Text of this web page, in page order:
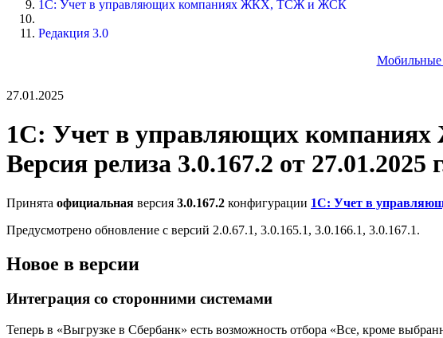
1С: Учет в управляющих компаниях ЖКХ, ТСЖ и ЖСК
Редакция 3.0
Мобильные
27.01.2025
1С: Учет в управляющих
Версия релиза 3.0.167.2 от 27.01.2025
Принята официальная версия 3.0.167.2 конфигурации 1С: Учет в
Предусмотрено обновление с версий 2.0.67.1, 3.0.165.1, 3.0.166.1, 3.0.167.1.
Новое в версии
Интеграция со сторонними системами
Теперь в «Выгрузке в Сбербанк» есть возможность отбора «Все, кроме